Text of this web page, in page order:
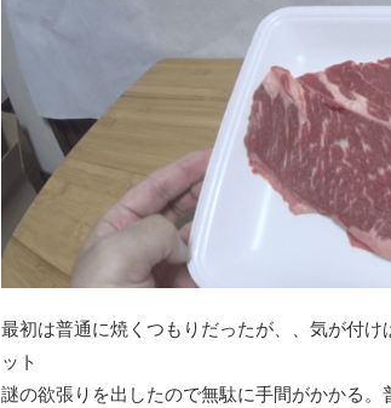
最初は普通に焼くつもりだったが、、気が付
ット
謎の欲張りを出したので無駄に手間がかかる。